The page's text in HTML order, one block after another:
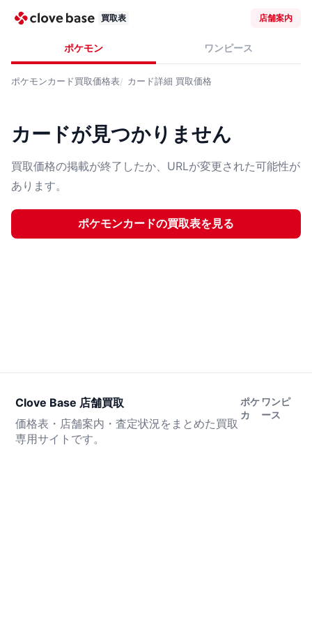
買取表 店舗案内
ポケモン ワンピース
ポケモンカード買取価格表 カード詳細 買取価格
カードが見つかりません
買取価格の掲載が終了したか、URLが変更された可能性が
あります。
ポケモンカードの買取表を見る
Clove Base 店舗買取
価格表・店舗案内・査定状況をまとめた買取
専用サイトです。
ポケ
カ
ワンピ
ース